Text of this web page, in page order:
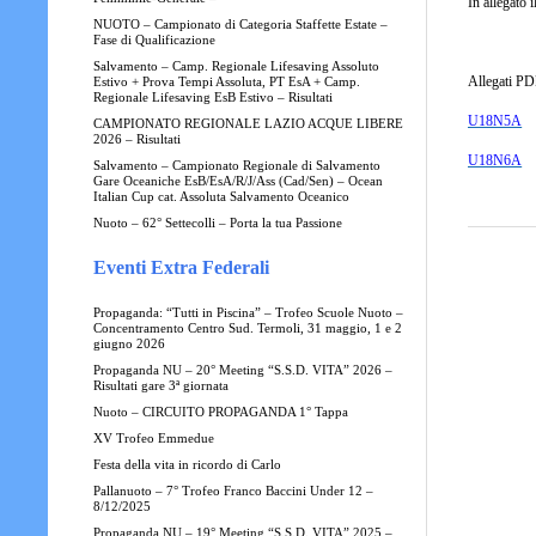
NUOTO – Campionato di Categoria Staffette Estate –
Fase di Qualificazione
Salvamento – Camp. Regionale Lifesaving Assoluto
Estivo + Prova Tempi Assoluta, PT EsA + Camp.
Regionale Lifesaving EsB Estivo – Risultati
CAMPIONATO REGIONALE LAZIO ACQUE LIBERE
2026 – Risultati
Salvamento – Campionato Regionale di Salvamento
Gare Oceaniche EsB/EsA/R/J/Ass (Cad/Sen) – Ocean
Italian Cup cat. Assoluta Salvamento Oceanico
Nuoto – 62° Settecolli – Porta la tua Passione
Eventi Extra Federali
Propaganda: “Tutti in Piscina” – Trofeo Scuole Nuoto –
Concentramento Centro Sud. Termoli, 31 maggio, 1 e 2
giugno 2026
Propaganda NU – 20° Meeting “S.S.D. VITA” 2026 –
Risultati gare 3ª giornata
Nuoto – CIRCUITO PROPAGANDA 1° Tappa
XV Trofeo Emmedue
Festa della vita in ricordo di Carlo
Pallanuoto – 7° Trofeo Franco Baccini Under 12 –
8/12/2025
Propaganda NU – 19° Meeting “S.S.D. VITA” 2025 –
Allegati
U18N5A
U18N6A